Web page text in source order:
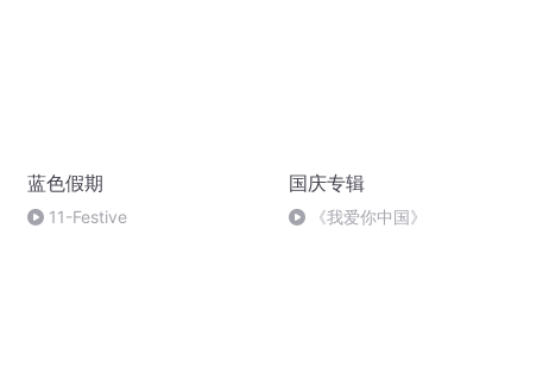
蓝色假期
11-Festive
国庆专辑
《我爱你中国》